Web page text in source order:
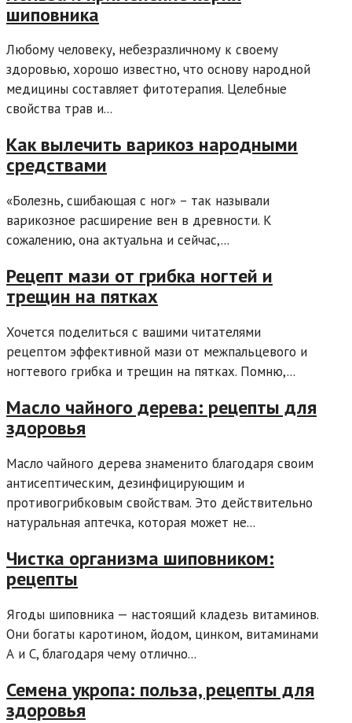
шиповника
Любому человеку, небезразличному к своему
здоровью, хорошо известно, что основу народной
медицины составляет фитотерапия. Целебные
свойства трав и...
Как вылечить варикоз народными
средствами
«Болезнь, сшибающая с ног» – так называли
варикозное расширение вен в древности. К
сожалению, она актуальна и сейчас,...
Рецепт мази от грибка ногтей и
трещин на пятках
Хочется поделиться с вашими читателями
рецептом эффективной мази от межпальцевого и
ногтевого грибка и трещин на пятках. Помню,...
Масло чайного дерева: рецепты для
здоровья
Масло чайного дерева знаменито благодаря своим
антисептическим, дезинфицирующим и
противогрибковым свойствам. Это действительно
натуральная аптечка, которая может не...
Чистка организма шиповником:
рецепты
Ягоды шиповника — настоящий кладезь витаминов.
Они богаты каротином, йодом, цинком, витаминами
А и С, благодаря чему отлично...
Семена укропа: польза, рецепты для
здоровья